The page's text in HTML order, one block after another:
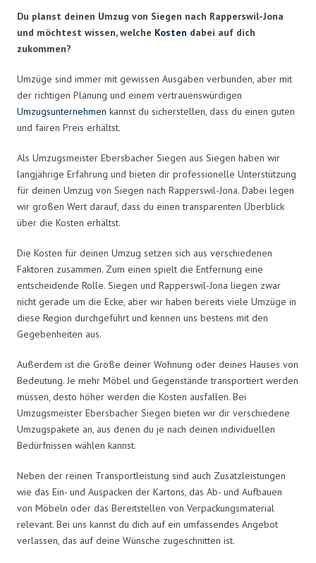
Du planst deinen Umzug von Siegen nach Rapperswil-Jona
und möchtest wissen, welche Kosten dabei auf dich
zukommen?
Umzüge sind immer mit gewissen Ausgaben verbunden, aber mit
der richtigen Planung und einem vertrauenswürdigen
Umzugsunternehmen kannst du sicherstellen, dass du einen guten
und fairen Preis erhältst.
Als Umzugsmeister Ebersbacher Siegen aus Siegen haben wir
langjährige Erfahrung und bieten dir professionelle Unterstützung
für deinen Umzug von Siegen nach Rapperswil-Jona. Dabei legen
wir großen Wert darauf, dass du einen transparenten Überblick
über die Kosten erhältst.
Die Kosten für deinen Umzug setzen sich aus verschiedenen
Faktoren zusammen. Zum einen spielt die Entfernung eine
entscheidende Rolle. Siegen und Rapperswil-Jona liegen zwar
nicht gerade um die Ecke, aber wir haben bereits viele Umzüge in
diese Region durchgeführt und kennen uns bestens mit den
Gegebenheiten aus.
Außerdem ist die Größe deiner Wohnung oder deines Hauses von
Bedeutung. Je mehr Möbel und Gegenstände transportiert werden
müssen, desto höher werden die Kosten ausfallen. Bei
Umzugsmeister Ebersbacher Siegen bieten wir dir verschiedene
Umzugspakete an, aus denen du je nach deinen individuellen
Bedürfnissen wählen kannst.
Neben der reinen Transportleistung sind auch Zusatzleistungen
wie das Ein- und Auspacken der Kartons, das Ab- und Aufbauen
von Möbeln oder das Bereitstellen von Verpackungsmaterial
relevant. Bei uns kannst du dich auf ein umfassendes Angebot
verlassen, das auf deine Wünsche zugeschnitten ist.